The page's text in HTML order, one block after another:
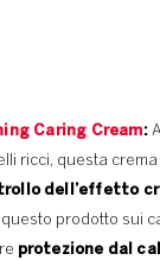
Caring Cream:
ricci, questa
dell’effetto
prodotto sui
protezione dal